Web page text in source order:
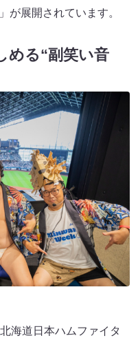
が展開されています。
める“副笑い音
海道日本ハムファイタ